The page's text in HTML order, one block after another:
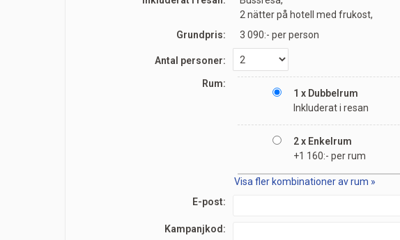
2 nätter på hotell med frukost,
Grundpris:
3 090:- per person
Antal personer:
Rum:
1 x Dubbelrum
Inkluderat i resan
2 x Enkelrum
+1 160:- per rum
Visa fler kombinationer av rum »
E-post:
Kampanjkod: